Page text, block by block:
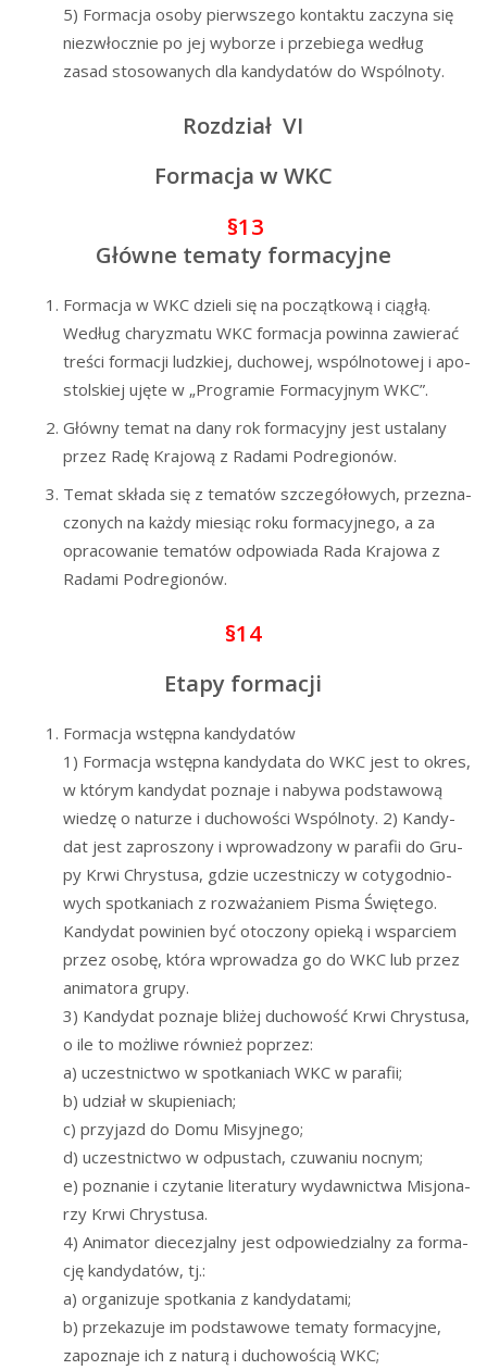
5) For­ma­cja oso­by pierw­sze­go kon­tak­tu zaczy­na się
nie­zwłocz­nie po jej wybo­rze i prze­bie­ga według
zasad sto­so­wa­nych dla kan­dy­da­tów do Wspólnoty.
Rozdział VI
Formacja w WKC
§13
Główne tematy formacyjne
For­ma­cja w WKC dzie­li się na począt­ko­wą i cią­głą.
Według cha­ry­zma­tu WKC for­ma­cja powin­na zawie­rać
tre­ści for­ma­cji ludz­kiej, ducho­wej, wspól­no­to­wej i apo­
stol­skiej uję­te w „Pro­gra­mie For­ma­cyj­nym WKC”.
Głów­ny temat na dany rok for­ma­cyj­ny jest usta­la­ny
przez Radę Kra­jo­wą z Rada­mi Podregionów.
Temat skła­da się z tema­tów szcze­gó­ło­wych, prze­zna­
czo­nych na każ­dy mie­siąc roku for­ma­cyj­ne­go, a za
opra­co­wa­nie tema­tów odpo­wia­da Rada Kra­jo­wa z
Rada­mi Podregionów.
§14
Etapy formacji
For­ma­cja wstęp­na kandydatów
1) For­ma­cja wstęp­na kan­dy­da­ta do WKC jest to okres,
w któ­rym kan­dy­dat pozna­je i naby­wa pod­sta­wo­wą
wie­dzę o natu­rze i ducho­wo­ści Wspól­no­ty. 2) Kan­dy­
dat jest zapro­szo­ny i wpro­wa­dzo­ny w para­fii do Gru­
py Krwi Chry­stu­sa, gdzie uczest­ni­czy w coty­go­dnio­
wych spo­tka­niach z roz­wa­ża­niem Pisma Świę­te­go.
Kan­dy­dat powi­nien być oto­czo­ny opie­ką i wspar­ciem
przez oso­bę, któ­ra wpro­wa­dza go do WKC lub przez
ani­ma­to­ra grupy.
3) Kan­dy­dat pozna­je bli­żej ducho­wość Krwi Chry­stu­sa,
o ile to moż­li­we rów­nież poprzez:
a) uczest­nic­two w spo­tka­niach WKC w parafii;
b) udział w skupieniach;
c) przy­jazd do Domu Misyjnego;
d) uczest­nic­two w odpu­stach, czu­wa­niu nocnym;
e) pozna­nie i czy­ta­nie lite­ra­tu­ry wydaw­nic­twa Misjo­na­
rzy Krwi Chrystusa.
4) Ani­ma­tor die­ce­zjal­ny jest odpo­wie­dzial­ny za for­ma­
cję kan­dy­da­tów, tj.:
a) orga­ni­zu­je spo­tka­nia z kandydatami;
b) prze­ka­zu­je im pod­sta­wo­we tema­ty for­ma­cyj­ne,
zapo­zna­je ich z natu­rą i ducho­wo­ścią WKC;